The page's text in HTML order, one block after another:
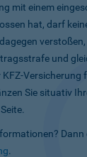
mit einem
hat, darf
und
Versicherung
Sie situativ
.